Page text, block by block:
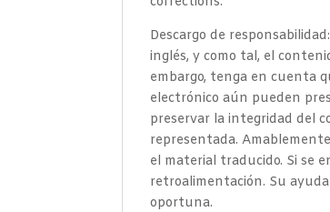
Descargo de
inglés, y como tal, el
embargo, tenga en cuenta
electrónico aún pueden
preservar la integridad del
representada.
el material traducido. Si se
retroalimentación. Su
oportuna.